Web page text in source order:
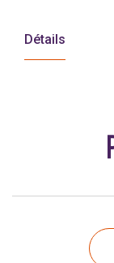
Détails